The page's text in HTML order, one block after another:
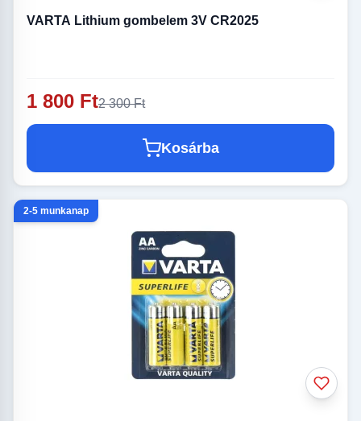
VARTA Lithium gombelem 3V CR2025
1 800 Ft2 300 Ft
Kosárba
2-5 munkanap